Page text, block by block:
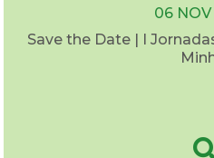
06
Save the Date | I